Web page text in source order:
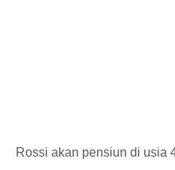
Rossi akan pensiun di usia